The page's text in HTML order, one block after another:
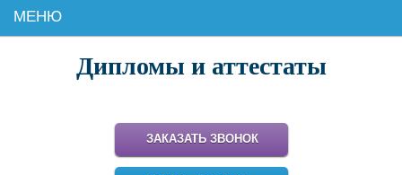
МЕНЮ
Дипломы и аттестаты
ЗАКАЗАТЬ ЗВОНОК